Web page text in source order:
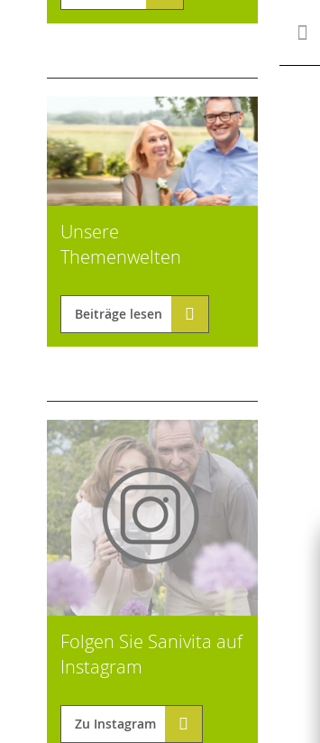
Unsere
Themenwelten
Beiträge lesen
Folgen Sie Sanivita auf
Instagram
Zu Instagram